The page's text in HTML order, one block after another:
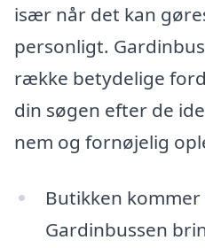
især når det kan
personligt.
række betydelige
din søgen efter de
nem og fornøjelig
Butikken kommer
Gardinbussen